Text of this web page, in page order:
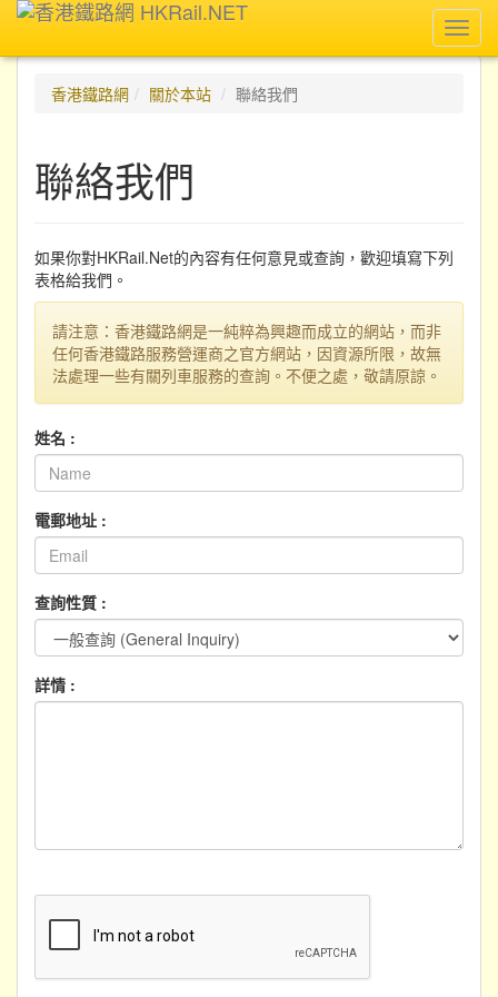
香港鐵路網
關於本站 聯絡我們
聯絡我們
如果你對HKRail.Net的內容有任何意見或查詢，歡迎填寫下列
表格給我們。
請注意：香港鐵路網是一純粹為興趣而成立的網站，而非
任何香港鐵路服務營運商之官方網站，因資源所限，故無
法處理一些有關列車服務的查詢。不便之處，敬請原諒。
姓名 :
電郵地址 :
查詢性質 :
詳情 :